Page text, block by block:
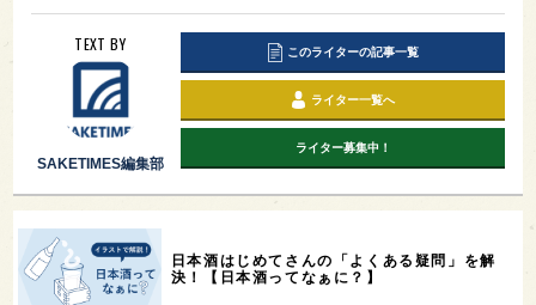
TEXT BY
SAKETIMES編集部
このライターの記事一覧
ライター一覧へ
ライター募集中！
日本酒はじめてさんの「よくある疑問」を解
決！【日本酒ってなぁに？】